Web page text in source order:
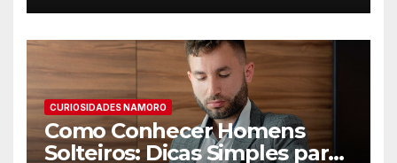
CURIOSIDADES NAMORO
Como Conhecer Homens
Solteiros: Dicas Simples para